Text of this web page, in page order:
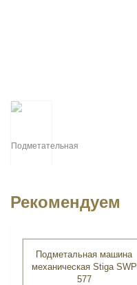
Рекомендуем
Подметальная машина
механическая Stiga SWP
577